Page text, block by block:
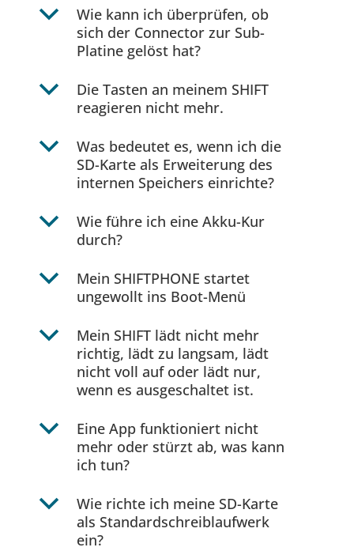
b
Wie kann ich überprüfen, ob
sich der Connector zur Sub-
Platine gelöst hat?
b
Die Tasten an meinem SHIFT
reagieren nicht mehr.
b
Was bedeutet es, wenn ich die
SD-Karte als Erweiterung des
internen Speichers einrichte?
b
Wie führe ich eine Akku-Kur
durch?
b
Mein SHIFTPHONE startet
ungewollt ins Boot-Menü
b
Mein SHIFT lädt nicht mehr
richtig, lädt zu langsam, lädt
nicht voll auf oder lädt nur,
wenn es ausgeschaltet ist.
b
Eine App funktioniert nicht
mehr oder stürzt ab, was kann
ich tun?
b
Wie richte ich meine SD-Karte
als Standardschreiblaufwerk
ein?